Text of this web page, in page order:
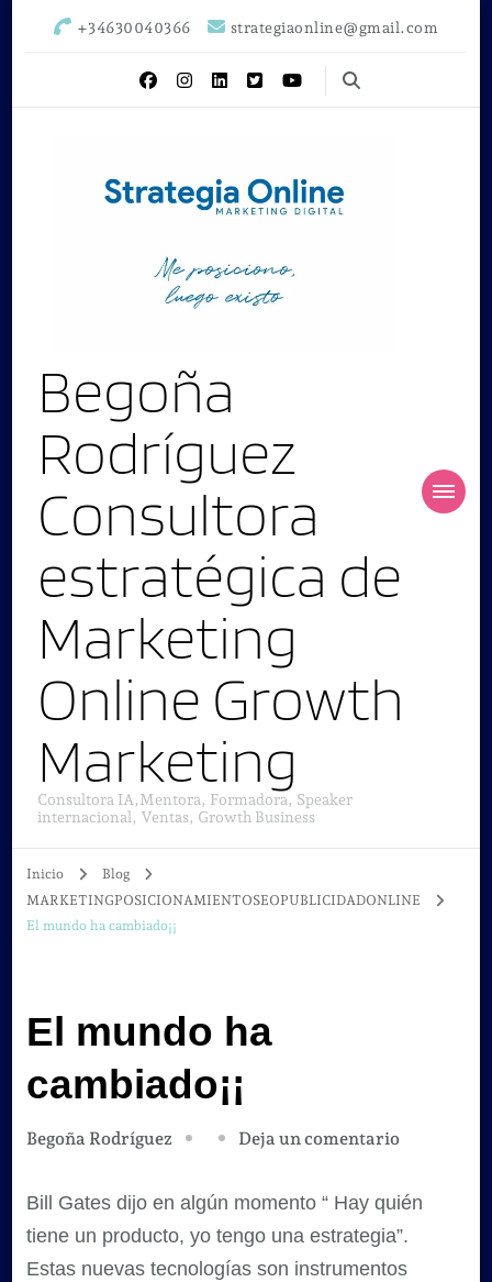
+34630040366 strategiaonline@gmail.com
Begoña
Rodríguez
Consultora
estratégica de
Marketing
Online Growth
Marketing
Consultora IA,Mentora, Formadora, Speaker
internacional, Ventas, Growth Business
Inicio
Blog
MARKETINGPOSICIONAMIENTOSEOPUBLICIDADONLINE
El mundo ha cambiado¡¡
El mundo ha
cambiado¡¡
Begoña Rodríguez Deja un comentarioen
mundo
ha
Bill Gates dijo en algún momento “ Hay quién
tiene un producto, yo tengo una estrategia”.
Estas nuevas tecnologías son instrumentos